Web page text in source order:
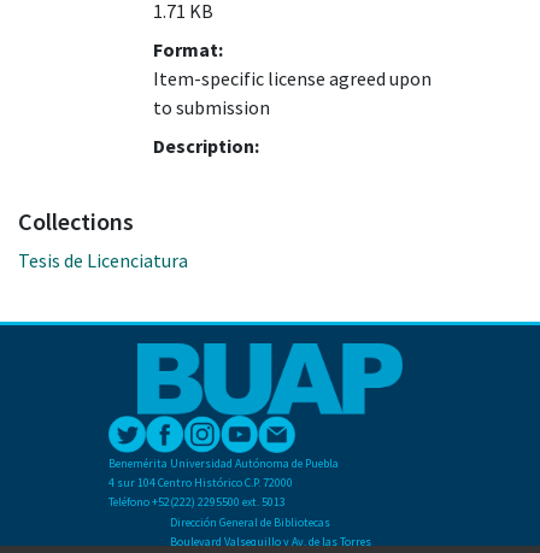
1.71 KB
Format:
Item-specific license agreed upon
to submission
Description:
Collections
Tesis de Licenciatura
Benemérita Universidad Autónoma de Puebla
4 sur 104 Centro Histórico C.P. 72000
Teléfono +52(222) 2295500 ext. 5013
Dirección General de Bibliotecas
Boulevard Valsequillo y Av. de las Torres